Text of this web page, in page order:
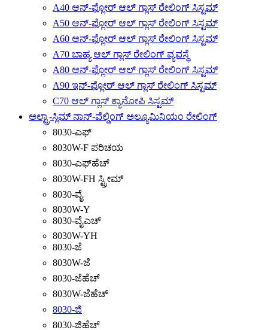
A40 ಆನ್-ಫ್ಲೋರ್ ಆಲ್ ಗ್ಲಾಸ್ ರೇಲಿಂಗ್ ಸಿಸ್ಟಮ್
A50 ಆನ್-ಫ್ಲೋರ್ ಆಲ್ ಗ್ಲಾಸ್ ರೇಲಿಂಗ್ ಸಿಸ್ಟಮ್
A60 ಆನ್-ಫ್ಲೋರ್ ಆಲ್ ಗ್ಲಾಸ್ ರೇಲಿಂಗ್ ಸಿಸ್ಟಮ್
A70 ಬಾಹ್ಯ ಆಲ್ ಗ್ಲಾಸ್ ರೇಲಿಂಗ್ ವ್ಯವಸ್ಥೆ
A80 ಆನ್-ಫ್ಲೋರ್ ಆಲ್ ಗ್ಲಾಸ್ ರೇಲಿಂಗ್ ಸಿಸ್ಟಮ್
A90 ಇನ್-ಫ್ಲೋರ್ ಆಲ್ ಗ್ಲಾಸ್ ರೇಲಿಂಗ್ ಸಿಸ್ಟಮ್
C70 ಆಲ್ ಗ್ಲಾಸ್ ಕ್ಯಾನೋಪಿ ಸಿಸ್ಟಮ್
ಅಲ್ಟ್ರಾ-ಸ್ಲಿಮ್ ನಾನ್-ವೆಲ್ಡಿಂಗ್ ಅಲ್ಯೂಮಿನಿಯಂ ರೇಲಿಂಗ್
8030-ಎಫ್
8030W-F ಪರಿಚಯ
8030-ಎಫ್‌ಹೆಚ್
8030W-FH ಸ್ಟ್ರೀಮ್
8030-ವೈ
8030W-Y
8030-ವೈಎಚ್
8030W-YH
8030-ಜೆ
8030W-ಜೆ
8030-ಜೆಹೆಚ್
8030W-ಜೆಹೆಚ್
8030-ಜಿ
8030-ಜಿಹೆಚ್